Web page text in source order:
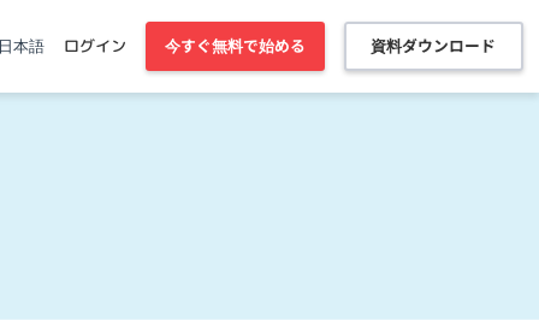
ログイン
本語 今すぐ無料で始める 資料ダウンロード